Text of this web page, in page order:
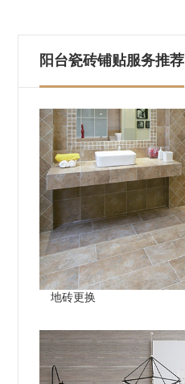
阳台瓷砖铺贴服务推荐
地砖更换